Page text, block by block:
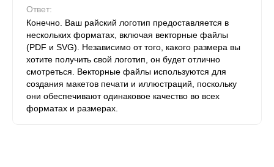
Ответ:
Конечно. Ваш райский логотип предоставляется в
нескольких форматах, включая векторные файлы
(PDF и SVG). Независимо от того, какого размера вы
хотите получить свой логотип, он будет отлично
смотреться. Векторные файлы используются для
создания макетов печати и иллюстраций, поскольку
они обеспечивают одинаковое качество во всех
форматах и ​​размерах.